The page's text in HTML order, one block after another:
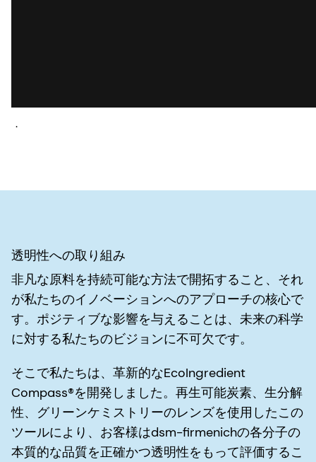
.
透明性への取り組み
非凡な原料を持続可能な方法で開拓すること、それ
が私たちのイノベーションへのアプローチの核心で
す。ポジティブな影響を与えることは、未来の科学
に対する私たちのビジョンに不可欠です。
そこで私たちは、革新的なEcoIngredient
Compass®を開発しました。再生可能炭素、生分解
性、グリーンケミストリーのレンズを使用したこの
ツールにより、お客様はdsm-firmenichの各分子の
本質的な品質を正確かつ透明性をもって評価するこ